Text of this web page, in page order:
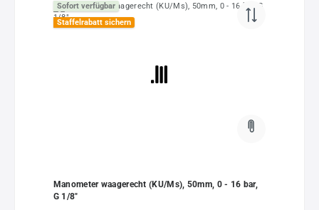
Sofort verfügbar
Staffelrabatt sichern
Manometer waagerecht (KU/Ms), 50mm, 0 - 16 bar,
G 1/8"